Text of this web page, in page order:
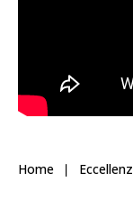
Home